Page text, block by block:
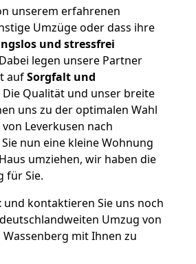
unserem erfahrenen
Umzüge oder dass ihre
und stressfrei
legen unsere Partner
aufSorgfalt und
Die Qualität und unser breite
uns zu der optimalen Wahl
Leverkusen nach
nun eine kleine Wohnung
umziehen, wir haben die
für Sie.
und kontaktieren Sie uns noch
Umzug von
Wassenberg mit Ihnen zu